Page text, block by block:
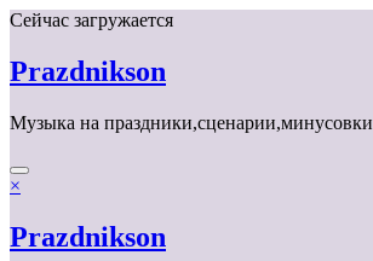
Перейти
содержимому
Сейчас загружается
Prazdnikson
Музыка на праздники,сценарии,минусовки
×
Prazdnikson